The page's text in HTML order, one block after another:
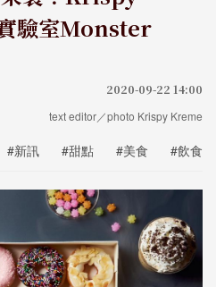
驗室Monster
2020-09-22 14:00
text editor／photo Krispy Kreme
#新訊 #甜點 #美食 #飲食